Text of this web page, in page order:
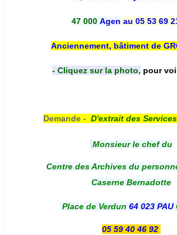
47 000 Agen au 05 53 69
Anciennement, bâtiment de
- Cliquez sur la photo, pour
Demande - D'extrait des
Monsieur le chef du
Centre des Archives du
Caserne Bernadotte
Place de Verdun 64 023 PAU
05 59 40 46 92